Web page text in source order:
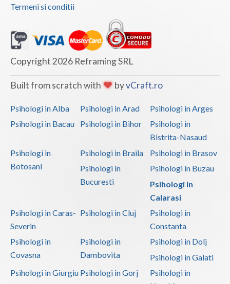
Timis
Valcea
Vaslui
Vrancea
Termeni si conditii
Copyright 2026 Reframing SRL
Built from scratch with byvCraft.ro
Psihologi in Alba Psihologi in Arad
Psihologi in Arges
Psihologi in Bacau
Psihologi in Bihor
Psihologi in
Bistrita-Nasaud
Psihologi in
Botosani
Psihologi in Braila
Psihologi in Brasov
Psihologi in
Bucuresti
Psihologi in Buzau
Psihologi in
Calarasi
Psihologi in Caras-
Severin
Psihologi in Cluj
Psihologi in
Constanta
Psihologi in
Covasna
Psihologi in
Dambovita
Psihologi in Dolj
Psihologi in Galati
Psihologi in Giurgiu Psihologi in Gorj
Psihologi in